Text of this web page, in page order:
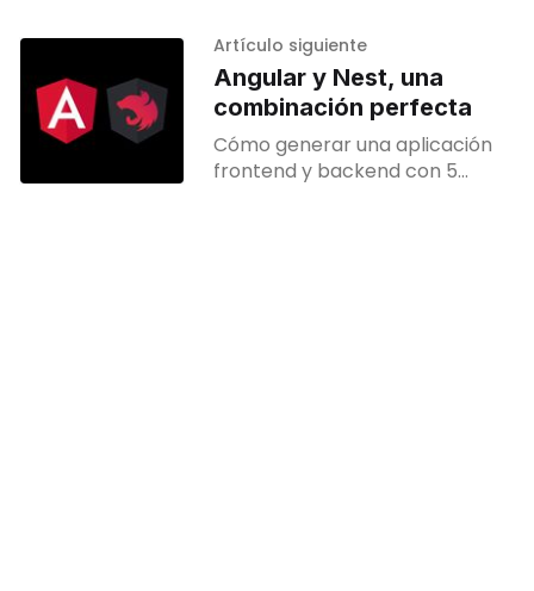
compleja, recibir la entrada del
usuario es una
Artículo siguiente
Angular y Nest, una
combinación perfecta
Cómo generar una aplicación
frontend y backend con 5